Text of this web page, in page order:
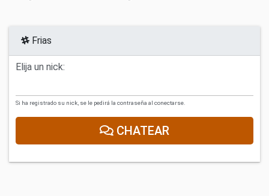
Frias
Elija un nick:
Si ha registrado su nick, se le pedirá la contraseña al conectarse.
CHATEAR